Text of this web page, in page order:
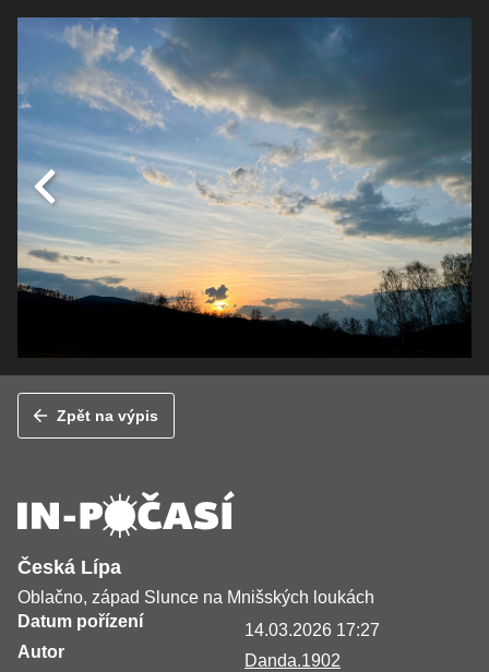
Zpět na výpis
Česká Lípa
Oblačno, západ Slunce na Mnišských loukách
Datum pořízení
14.03.2026 17:27
Autor
Danda.1902